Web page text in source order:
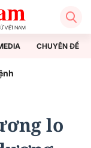
CHUYÊN ĐỀ
lo